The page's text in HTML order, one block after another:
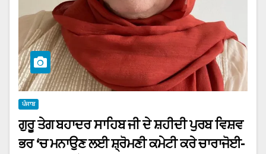
ਪੰਜਾਬ
ਗੁਰੂ ਤੇਗ ਬਹਾਦਰ ਸਾਹਿਬ ਜੀ ਦੇ ਸ਼ਹੀਦੀ ਪੁਰਬ ਵਿਸ਼ਵ
ਭਰ ‘ਚ ਮਨਾਉਣ ਲਈ ਸ਼੍ਰੋਮਣੀ ਕਮੇਟੀ ਕਰੇ ਚਾਰਾਜੋਈ-